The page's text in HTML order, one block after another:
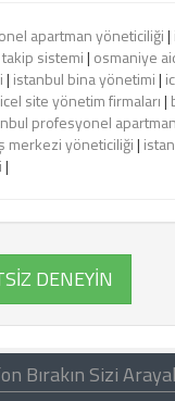
apartman yöneticiliği|
sistemi| osmaniye
| istanbul bina yönetimi|
icel site yönetim firmaları|
profesyonel
merkezi yöneticiliği|
|
DENEYİN
Bırakın Sizi